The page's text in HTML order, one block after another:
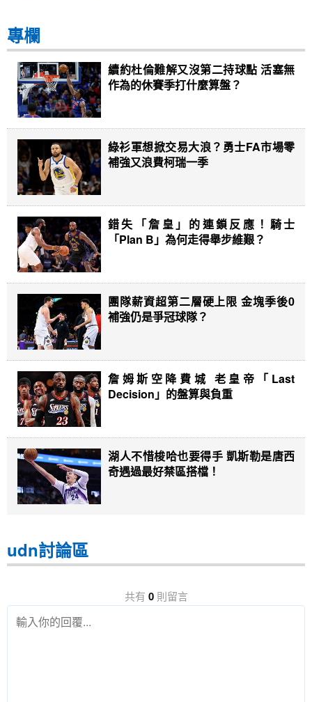
專欄
續約杜倫難解又沒第二持球點 活塞無
作為的休賽季打什麼算盤？
綠衫軍想掀交易大浪？勇士FA市場零
補強又浪費柯瑞一季
錯失「詹皇」的連鎖反應！騎士
「Plan B」為何走得舉步維艱？
團隊薪資超第二層硬上限 金塊季後0
補強仍是爭冠球隊？
詹姆斯空降費城 老皇帝「Last
Decision」的盤算與負重
湖人不惜梭哈也要得手 凱斯勒是唐西
奇遇過最好禁區搭檔！
udn討論區
共有 0則留言